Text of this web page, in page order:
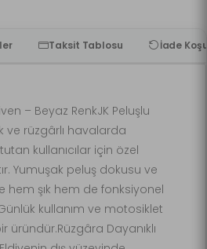
Taksit Tablosu İade
– Beyaz RenkJK Peluşlu
ve rüzgârlı havalarda
kullanıcılar için özel
Yumuşak peluş dokusu ve
hem şık hem de fonksiyonel
kullanım ve motosiklet
üründür.Rüzgâra Dayanıklı